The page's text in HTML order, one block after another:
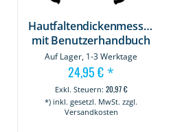
Hautfaltendickenmesser
mit Benutzerhandbuch
Auf Lager, 1-3 Werktage
24,95 € *
20,97 €
*) inkl. gesetzl. MwSt. zzgl.
Versandkosten